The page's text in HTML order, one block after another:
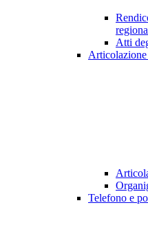
Atti
Telefono e